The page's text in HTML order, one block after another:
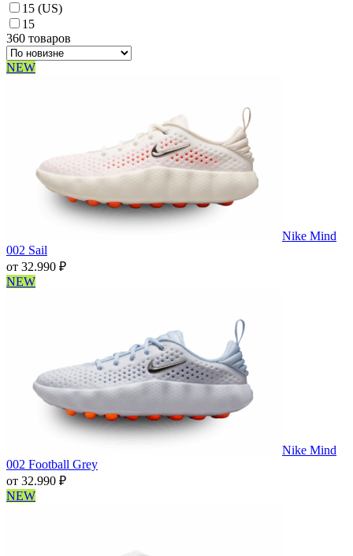
15 (US)
15
360 товаров
NEW
Nike Mind
002 Sail
от 32.990 ₽
NEW
Nike Mind
002 Football Grey
от 32.990 ₽
NEW